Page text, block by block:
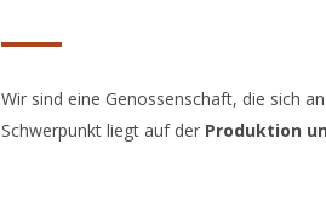
Wir sind eine Genossenschaft, die sich an
Schwerpunkt liegt auf der Produktion